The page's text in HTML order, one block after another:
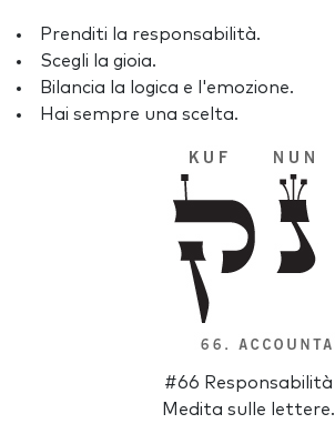
Prenditi la responsabilità.
Scegli la gioia.
Bilancia la logica e l'emozione.
Hai sempre una scelta.
#66 Responsabilità
Medita sulle lettere.